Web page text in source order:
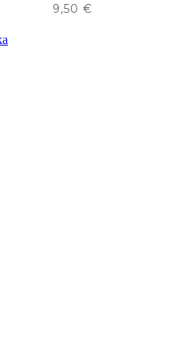
9,50€